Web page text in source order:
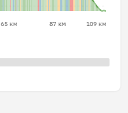
65 км 87 км 109 км